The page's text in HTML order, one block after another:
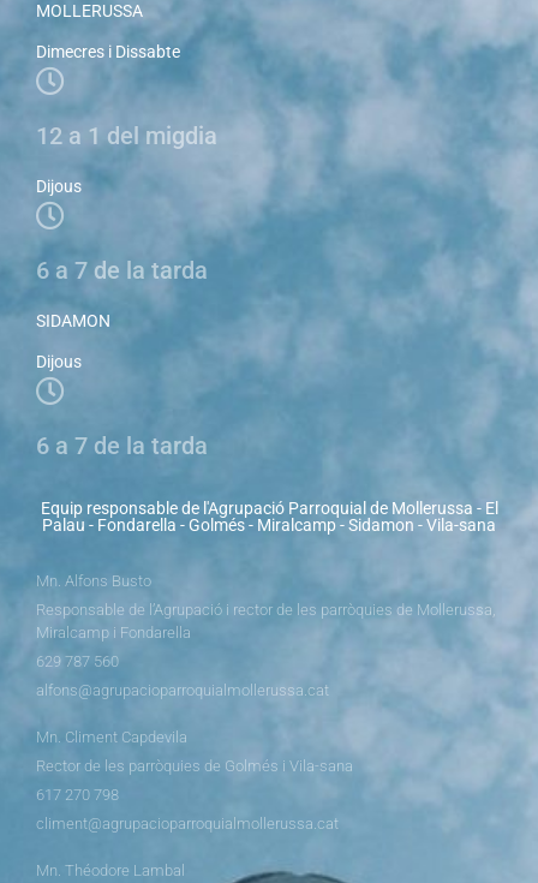
MOLLERUSSA
Dimecres i Dissabte
12 a 1 del migdia
Dijous
6 a 7 de la tarda
SIDAMON
Dijous
6 a 7 de la tarda
Equip responsable de l'Agrupació Parroquial de Mollerussa - El
Palau - Fondarella - Golmés - Miralcamp - Sidamon - Vila-sana
Mn. Alfons Busto
Responsable de l’Agrupació i rector de les parròquies de Mollerussa,
Miralcamp i Fondarella
629 787 560
alfons@agrupacioparroquialmollerussa.cat
Mn. Climent Capdevila
Rector de les parròquies de Golmés i Vila-sana
617 270 798
climent@agrupacioparroquialmollerussa.cat
Mn. Théodore Lambal